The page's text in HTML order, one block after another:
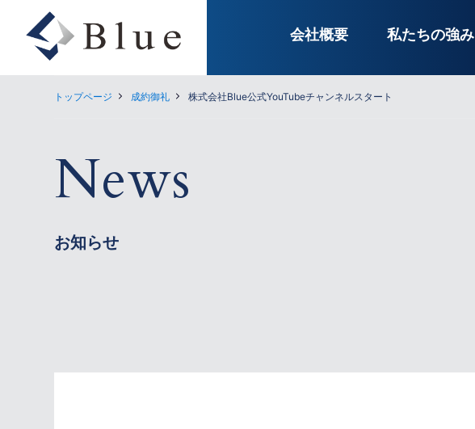
会社概要 私たちの強み
トップページ 成約御礼 株式会社Blue公式YouTubeチャンネルスタート
News
お知らせ